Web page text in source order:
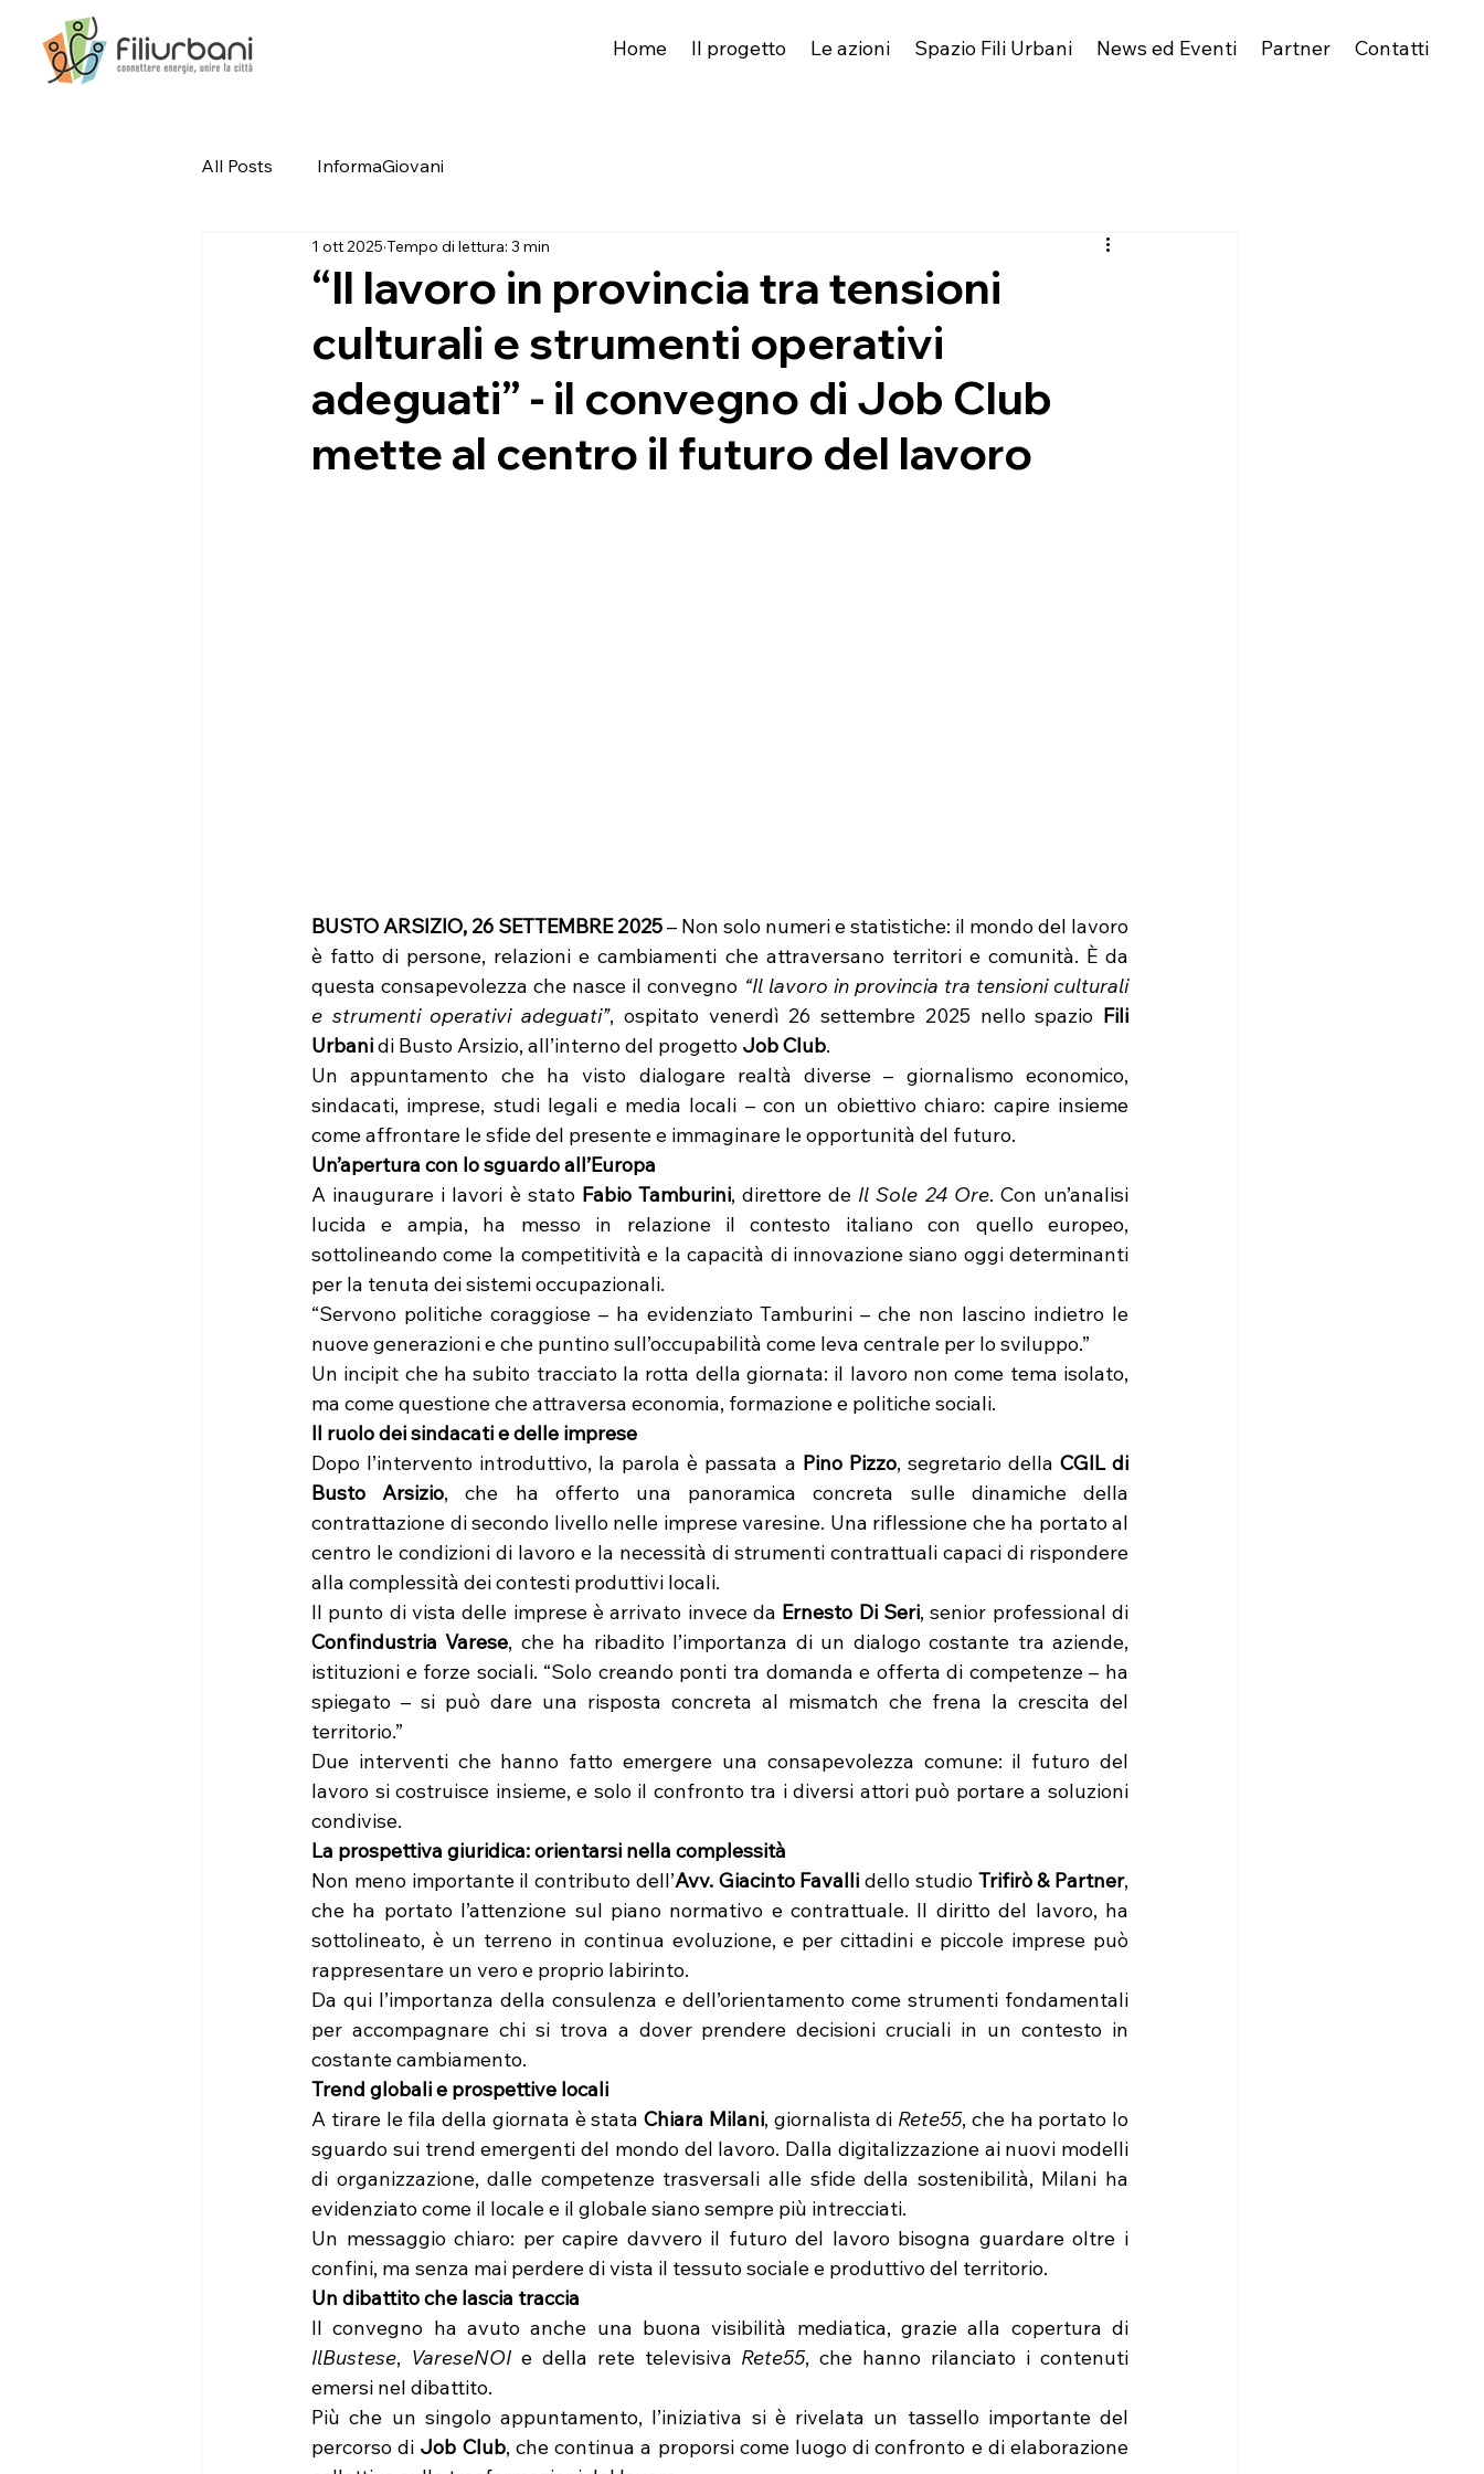
Home Il progetto Le azioni Spazio Fili Urbani News ed Eventi Partner Contatti
All Posts InformaGiovani
“Il lavoro in provincia tra tensioni
culturali e strumenti operativi
adeguati” - il convegno di Job Club
mette al centro il futuro del lavoro
1 ott 2025 Tempo di lettura: 3 min
BUSTO ARSIZIO, 26 SETTEMBRE 2025 – Non solo numeri e statistiche: il mondo del lavoro
è fatto di persone, relazioni e cambiamenti che attraversano territori e comunità. È da
questa consapevolezza che nasce il convegno “Il lavoro in provincia tra tensioni culturali
e strumenti operativi adeguati”, ospitato venerdì 26 settembre 2025 nello spazio Fili
Urbani di Busto Arsizio, all’interno del progetto Job Club.
Un appuntamento che ha visto dialogare realtà diverse – giornalismo economico,
sindacati, imprese, studi legali e media locali – con un obiettivo chiaro: capire insieme
come affrontare le sfide del presente e immaginare le opportunità del futuro.
Un’apertura con lo sguardo all’Europa
A inaugurare i lavori è stato Fabio Tamburini, direttore de Il Sole 24 Ore. Con un’analisi
lucida e ampia, ha messo in relazione il contesto italiano con quello europeo,
sottolineando come la competitività e la capacità di innovazione siano oggi determinanti
per la tenuta dei sistemi occupazionali.
“Servono politiche coraggiose – ha evidenziato Tamburini – che non lascino indietro le
nuove generazioni e che puntino sull’occupabilità come leva centrale per lo sviluppo.”
Un incipit che ha subito tracciato la rotta della giornata: il lavoro non come tema isolato,
ma come questione che attraversa economia, formazione e politiche sociali.
Il ruolo dei sindacati e delle imprese
Dopo l’intervento introduttivo, la parola è passata a Pino Pizzo, segretario della CGIL di
Busto Arsizio, che ha offerto una panoramica concreta sulle dinamiche della
contrattazione di secondo livello nelle imprese varesine. Una riflessione che ha portato al
centro le condizioni di lavoro e la necessità di strumenti contrattuali capaci di rispondere
alla complessità dei contesti produttivi locali.
Il punto di vista delle imprese è arrivato invece da Ernesto Di Seri
Confindustria Varese, che ha ribadito l’importanza di un dialogo costante tra aziende,
istituzioni e forze sociali. “Solo creando ponti tra domanda e offerta di competenze – ha
spiegato – si può dare una risposta concreta al mismatch che frena la crescita del
territorio.”
Due interventi che hanno fatto emergere una consapevolezza comune: il futuro del
lavoro si costruisce insieme, e solo il confronto tra i diversi attori può portare a soluzioni
condivise.
La prospettiva giuridica: orientarsi nella complessità
Non meno importante il contributo dell’Avv. Giacinto Favalli dello studio Trifirò & Partner,
che ha portato l’attenzione sul piano normativo e contrattuale. Il diritto del lavoro, ha
sottolineato, è un terreno in continua evoluzione, e per cittadini e piccole imprese può
rappresentare un vero e proprio labirinto.
Da qui l’importanza della consulenza e dell’orientamento come strumenti fondamentali
per accompagnare chi si trova a dover prendere decisioni cruciali in un contesto in
costante cambiamento.
Trend globali e prospettive locali
A tirare le fila della giornata è stata Chiara Milani, giornalista di Rete55, che ha portato lo
sguardo sui trend emergenti del mondo del lavoro. Dalla digitalizzazione ai nuovi modelli
di organizzazione, dalle competenze trasversali alle sfide della sostenibilità, Milani ha
evidenziato come il locale e il globale siano sempre più intrecciati.
Un messaggio chiaro: per capire davvero il futuro del lavoro bisogna guardare oltre i
confini, ma senza mai perdere di vista il tessuto sociale e produttivo del territorio.
Un dibattito che lascia traccia
IlBustese, VareseNOI e della rete televisiva Rete55, che hanno rilanciato i contenuti
emersi nel dibattito.
Più che un singolo appuntamento, l’iniziativa si è rivelata un tassello importante del
percorso di Job Club, che continua a proporsi come luogo di confronto e di elaborazione